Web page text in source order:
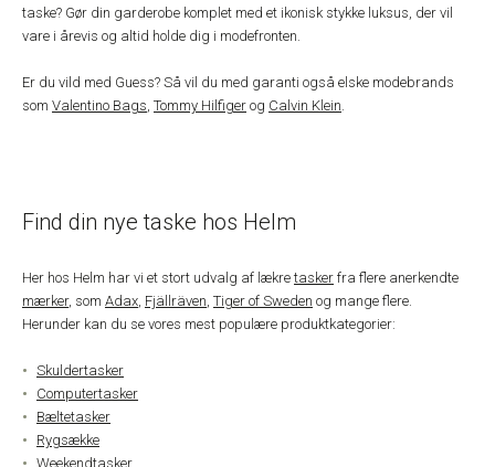
taske? Gør din garderobe komplet med et ikonisk stykke luksus, der vil
vare i årevis og altid holde dig i modefronten.
Er du vild med Guess? Så vil du med garanti også elske modebrands
som Valentino Bags, Tommy Hilfiger og Calvin Klein.
Find din nye taske hos Helm
Her hos Helm har vi et stort udvalg af lækretasker fra flere anerkendte
mærker, som Adax, Fjällräven, Tiger of Sweden og mange flere.
Herunder kan du se vores mest populære produktkategorier:
Skuldertasker
Computertasker
Bæltetasker
Rygsække
Weekendtasker